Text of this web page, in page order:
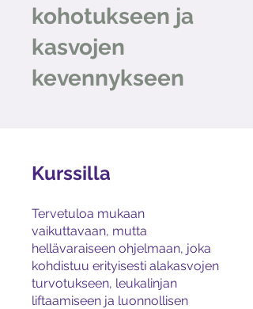
kohotukseen ja
kasvojen
kevennykseen
Kurssilla
Tervetuloa mukaan
vaikuttavaan, mutta
hellävaraiseen ohjelmaan, joka
kohdistuu erityisesti alakasvojen
turvotukseen, leukalinjan
liftaamiseen ja luonnollisen